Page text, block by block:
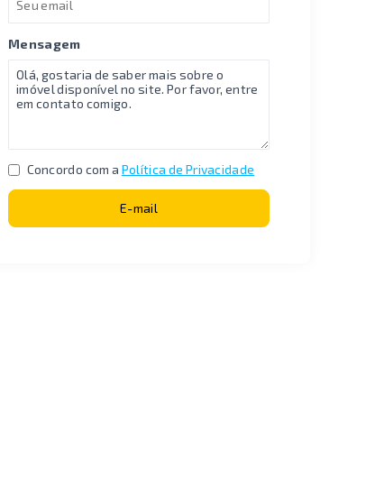
Mensagem
Concordo com a Política de Privacidade
E-mail